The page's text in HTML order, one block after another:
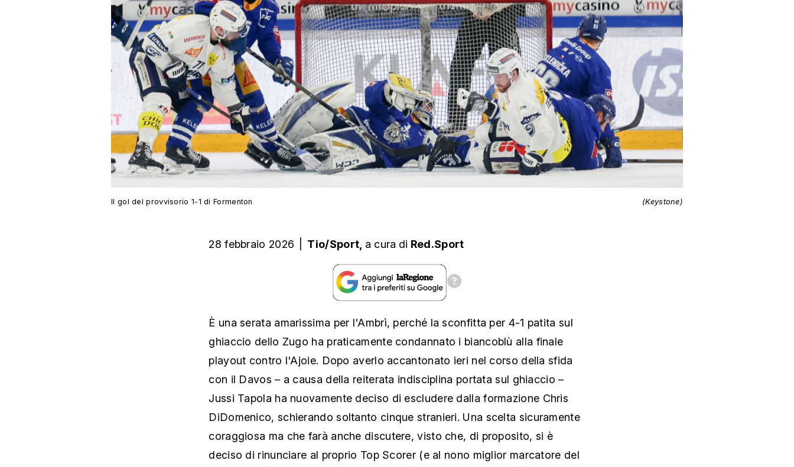
Il gol del provvisorio 1-1 di Formenton (Keystone)
28 febbraio 2026 Tio/Sport, a cura di Red.Sport
È una serata amarissima per l'Ambrì, perché la sconfitta per 4-1 patita sul
ghiaccio dello Zugo ha praticamente condannato i biancoblù alla finale
playout contro l'Ajoie. Dopo averlo accantonato ieri nel corso della sfida
con il Davos – a causa della reiterata indisciplina portata sul ghiaccio –
Jussi Tapola ha nuovamente deciso di escludere dalla formazione Chris
DiDomenico, schierando soltanto cinque stranieri. Una scelta sicuramente
coraggiosa ma che farà anche discutere, visto che, di proposito, si è
deciso di rinunciare al proprio Top Scorer (e al nono miglior marcatore del